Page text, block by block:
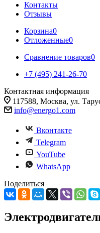
Контакты
Отзывы
Корзина0
Отложенные0
Сравнение товаров0
+7 (495) 241-26-70
Контактная информация
117588, Москва, ул.
info@energo1.com
Вконтакте
Telegram
YouTube
WhatsApp
Поделиться